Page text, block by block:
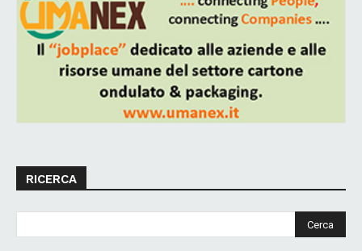
RICERCA